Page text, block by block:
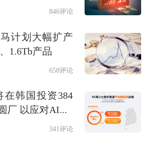
iPhone 15 Pro Max操作日
质量问题”。
过程中，小米公司在征得
获得了车辆后台数据授
车控权限的两部手机端操
部手机分别是女车主的
846评论
计划大幅扩产
1.6Tb产品
658评论
在韩国投资384
厂 以应对AI...
341评论